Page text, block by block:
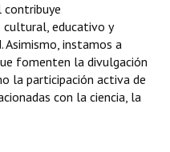
educativo y
instamos a
fomenten la divulgación
la participación activa de
con la ciencia, la